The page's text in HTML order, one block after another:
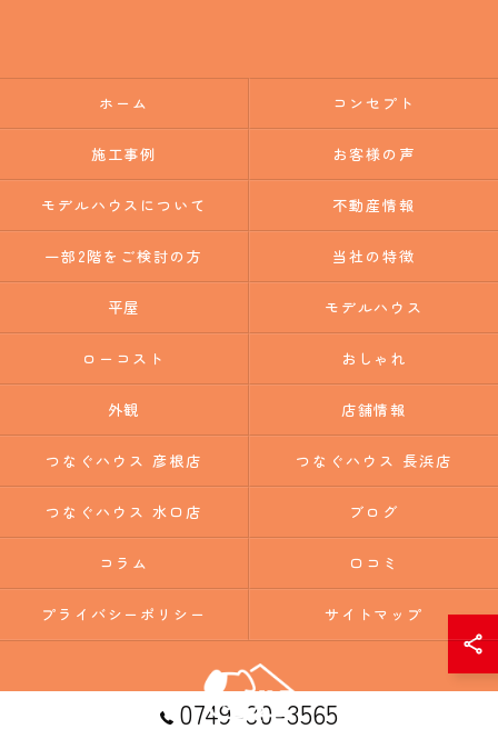
0749-30-3565
ホーム コンセプト
施工事例 お客様の声
モデルハウスについて 不動産情報
一部2階をご検討の方 当社の特徴
平屋 モデルハウス
ローコスト おしゃれ
外観 店舗情報
つなぐハウス 彦根店 つなぐハウス 長浜店
つなぐハウス 水口店 ブログ
コラム 口コミ
プライバシーポリシー サイトマップ